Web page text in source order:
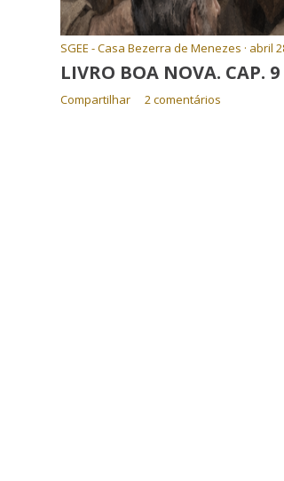
SGEE - Casa Bezerra de Menezes abril
LIVRO BOA NOVA. CAP. 9
Compartilhar 2 comentários